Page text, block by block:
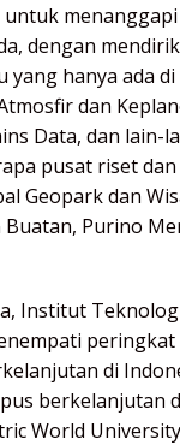
dengan
hanya ada di
dan
Data, dan lain-
pusat riset
Geopark dan
Buatan, Purino
Institut
di
berkelanjutan
World